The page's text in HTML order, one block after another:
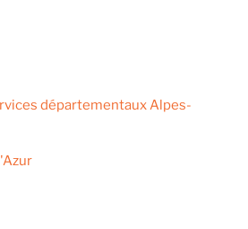
départementaux Alpes-